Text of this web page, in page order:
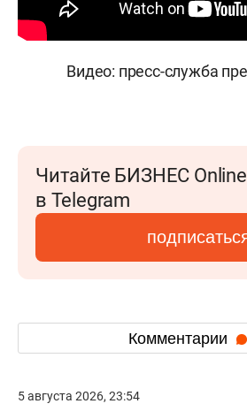
Видео: пресс-служба
Читайте БИЗНЕС Online
в Telegram
Комментарии
5 августа 2026, 23:54